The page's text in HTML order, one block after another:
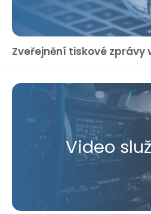
Zveřejnění tiskové zprávy
Video